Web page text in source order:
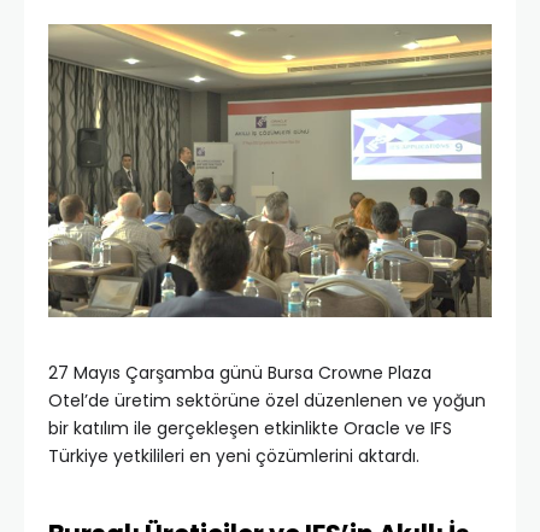
27 Mayıs Çarşamba günü Bursa Crowne Plaza
Otel’de üretim sektörüne özel düzenlenen ve yoğun
bir katılım ile gerçekleşen etkinlikte Oracle ve IFS
Türkiye yetkilileri en yeni çözümlerini aktardı.